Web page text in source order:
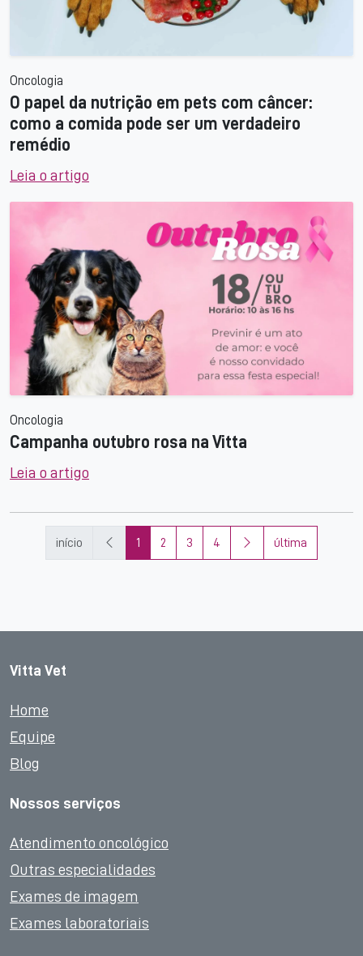
Oncologia
O papel da nutrição em pets com câncer:
como a comida pode ser um verdadeiro
remédio
Leia o artigo
Oncologia
Campanha outubro rosa na Vitta
Leia o artigo
início 1 2 3 4 última
Vitta Vet
Home
Equipe
Blog
Nossos serviços
Atendimento oncológico
Outras especialidades
Exames de imagem
Exames laboratoriais